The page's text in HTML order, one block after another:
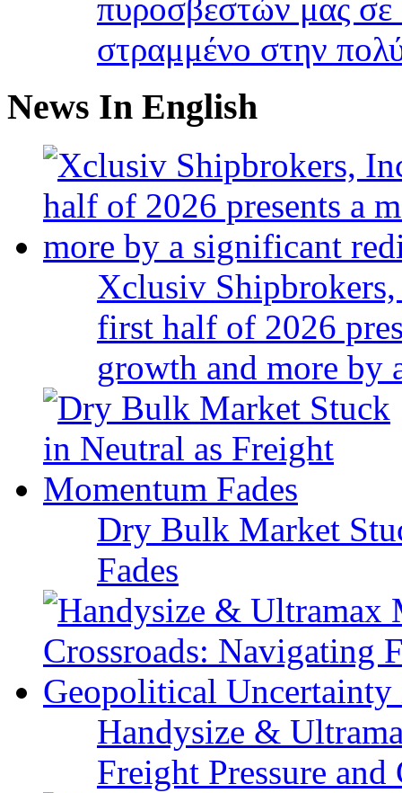
πυροσβεστών μας σε
στραμμένο στην
News In English
Xclusiv
first half of 2026
growth and more
Dry Bulk Market
Fades
Handysize &
Freight Pressure